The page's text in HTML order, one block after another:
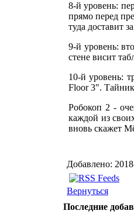
8-й уровень:
прямо перед
туда доставит
9-й уровень:
стене висит
10-й уровень:
Floor 3". Тайник
Робокоп 2 -
каждой из
вновь скажет
Добавлено:
Вернуться
Последние